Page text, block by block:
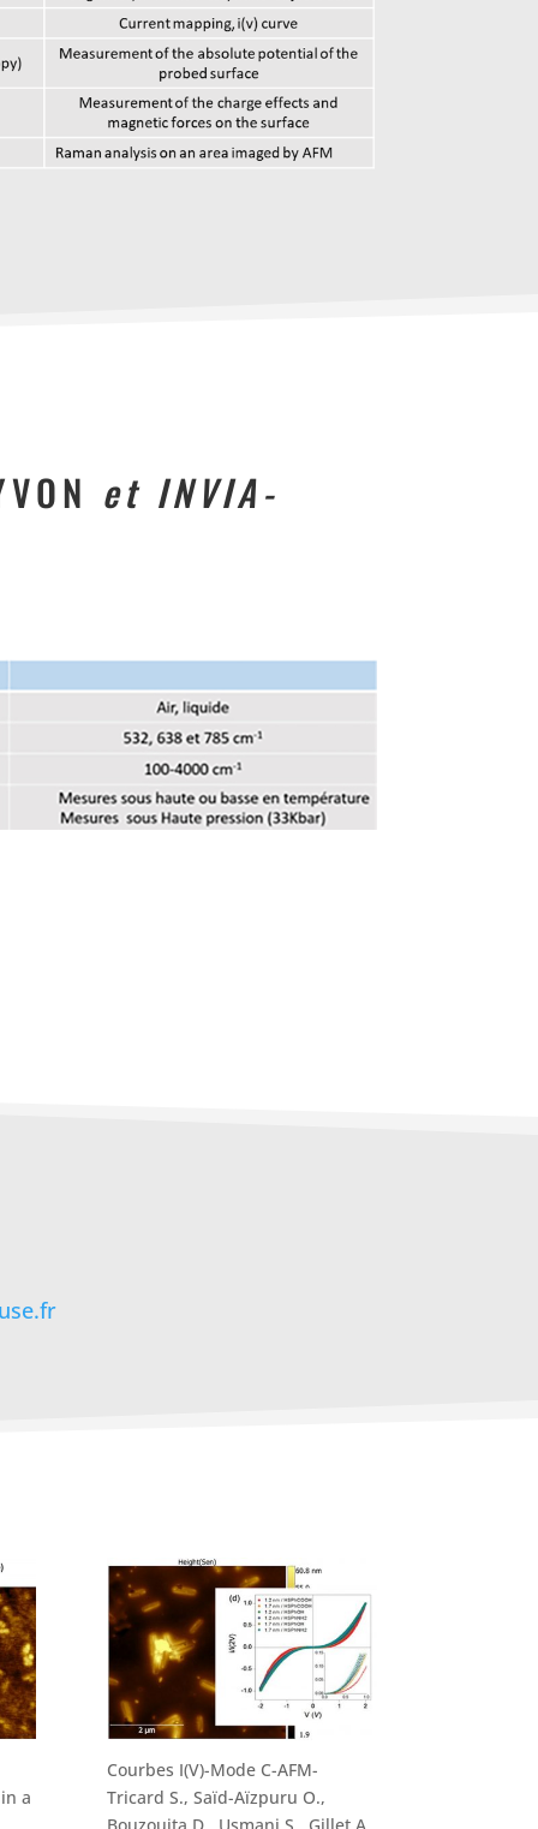
et INVIA-
a
Courbes I(V)-Mode C-AFM-
Tricard S., Saïd-Aïzpuru O.,